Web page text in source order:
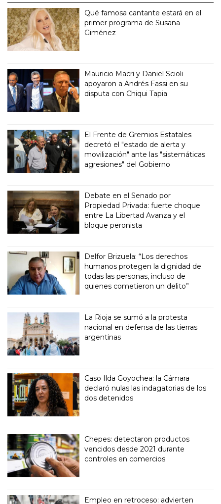
Qué famosa cantante estará en el
primer programa de Susana
Giménez
Mauricio Macri y Daniel Scioli
apoyaron a Andrés Fassi en su
disputa con Chiqui Tapia
El Frente de Gremios Estatales
decretó el "estado de alerta y
movilización" ante las "sistemáticas
agresiones" del Gobierno
Debate en el Senado por
Propiedad Privada: fuerte choque
entre La Libertad Avanza y el
bloque peronista
Delfor Brizuela: “Los derechos
humanos protegen la dignidad de
todas las personas, incluso de
quienes cometieron un delito”
La Rioja se sumó a la protesta
nacional en defensa de las tierras
argentinas
Caso Ilda Goyochea: la Cámara
declaró nulas las indagatorias de los
dos detenidos
Chepes: detectaron productos
vencidos desde 2021 durante
controles en comercios
Empleo en retroceso: advierten